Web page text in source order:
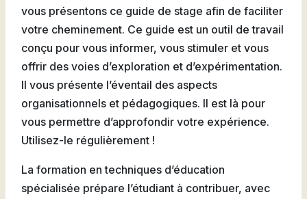
vous présentons ce guide de stage afin de faciliter
votre cheminement. Ce guide est un outil de travail
conçu pour vous informer, vous stimuler et vous
offrir des voies d’exploration et d’expérimentation.
Il vous présente l’éventail des aspects
organisationnels et pédagogiques. Il est là pour
vous permettre d’approfondir votre expérience.
Utilisez-le régulièrement !
La formation en techniques d’éducation
spécialisée prépare l’étudiant à contribuer, avec